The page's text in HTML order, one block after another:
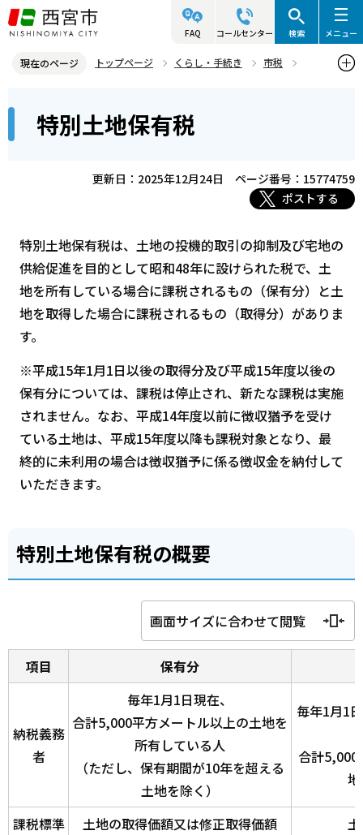
こ
の
ジ
先
FAQ コールセンター 検索 メニュー
現在のページ トップページ くらし・手続き
市税
こ
特別土地保有税
更新日：2025年12月24日
ページ番号：15774759
ポストする
特別土地保有税は、土地の投機的取引の抑制及び宅地の
供給促進を目的として昭和48年に設けられた税で、土
地を所有している場合に課税されるもの（保有分）と土
地を取得した場合に課税されるもの（取得分）がありま
す。
※平成15年1月1日以後の取得分及び平成15年度以後の
保有分については、課税は停止され、新たな課税は実施
されません。なお、平成14年度以前に徴収猶予を受け
ている土地は、平成15年度以降も課税対象となり、最
終的に未利用の場合は徴収猶予に係る徴収金を納付して
いただきます。
特別土地保有税の概要
画面サイズに合わせて閲覧
項目 保有分
納税義務
者
毎年1月1日現在、
合計5,000平方メートル以上の土地を
所有している人
（ただし、保有期間が10年を超える
土地を除く）
毎年1月1
合計5,000
課税標準 土地の取得価額又は修正取得価額